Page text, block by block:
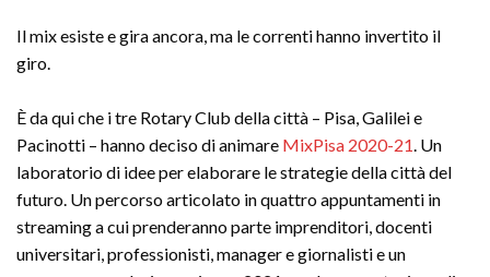
Il mix esiste e gira ancora, ma le correnti hanno invertito il
giro.
È da qui che i tre Rotary Club della città – Pisa, Galilei e
Pacinotti – hanno deciso di animare MixPisa 2020-21 . Un
laboratorio di idee per elaborare le strategie della città del
futuro. Un percorso articolato in quattro appuntamenti in
streaming a cui prenderanno parte imprenditori, docenti
universitari, professionisti, manager e giornalisti e un